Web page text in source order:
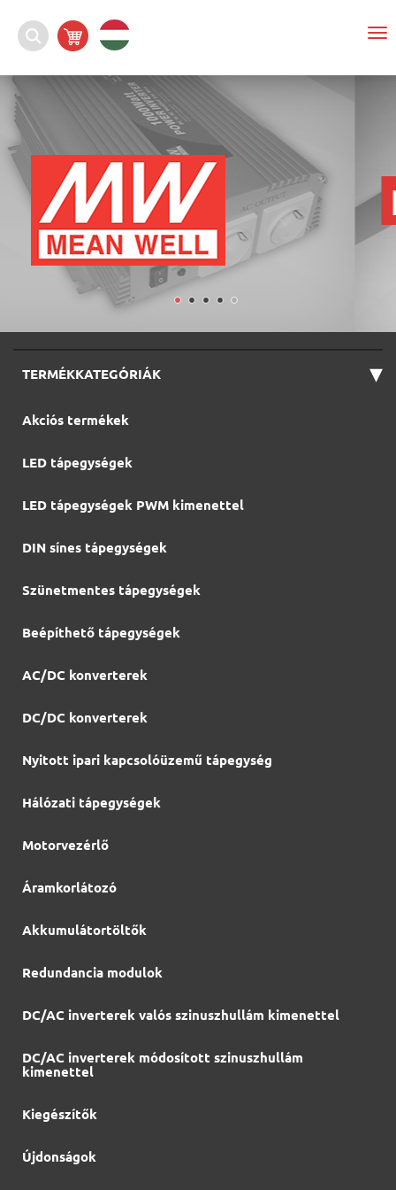
TERMÉKKATEGÓRIÁK ▾
Akciós termékek
LED tápegységek
LED tápegységek PWM kimenettel
DIN sínes tápegységek
Szünetmentes tápegységek
Beépíthető tápegységek
AC/DC konverterek
DC/DC konverterek
Nyitott ipari kapcsolóüzemű tápegység
Hálózati tápegységek
Motorvezérlő
Áramkorlátozó
Akkumulátortöltők
Redundancia modulok
DC/AC inverterek valós szinuszhullám kimenettel
DC/AC inverterek módosított szinuszhullám
kimenettel
Kiegészítők
Újdonságok